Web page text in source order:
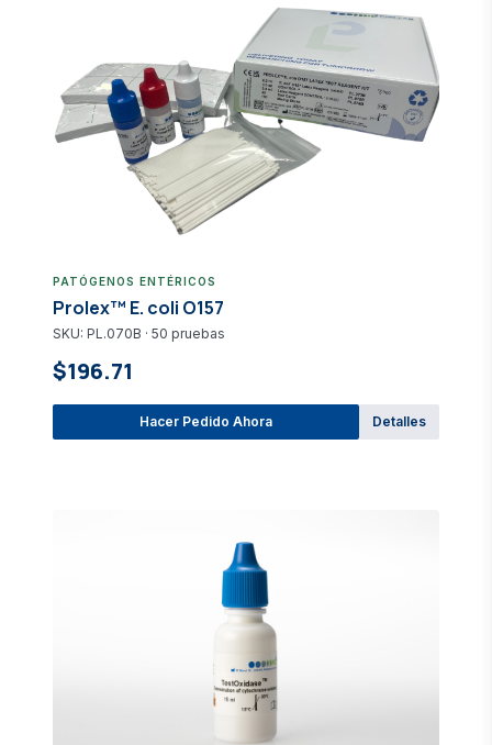
PATÓGENOS ENTÉRICOS
Prolex™ E. coli O157
SKU: PL.070B · 50 pruebas
$196.71
Hacer Pedido Ahora Detalles